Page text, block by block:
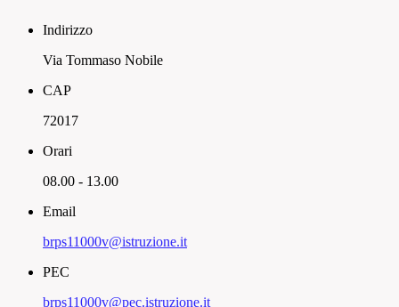
Indirizzo
Via Tommaso Nobile
CAP
72017
Orari
08.00 - 13.00
Email
brps11000v@istruzione.it
PEC
brps11000v@pec.istruzione.it